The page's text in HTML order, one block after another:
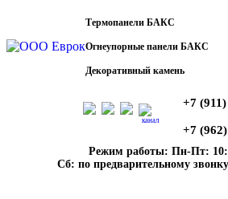
Термопанели БАКС
Огнеупорные панели БАКС
Декоративный камень
канал
+7
+7
Режим работы: Пн-Пт:
Сб: по предварительному